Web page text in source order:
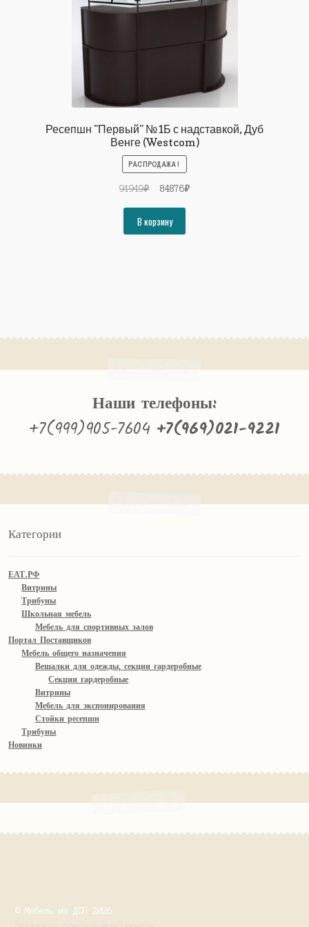
Ресепшн "Первый" №1Б с надставкой, Дуб
Венге (Westcom)
РАСПРОДАЖА!
91949₽
Первоначальная
составляла
91949₽.
84876₽Текущая
В корзину
Наши телефоны:
+7(999)905-7604 +7(969)021-9221
Категории
ЕАТ.РФ
Витрины
Трибуны
Школьная мебель
Мебель для спортивных залов
Портал Поставщиков
Мебель общего назначения
Вешалки для одежды, секции гардеробные
Секции гардеробные
Витрины
Мебель для экспонирования
Стойки ресепшн
Трибуны
Новинки
© Мебель из ДСП 2026